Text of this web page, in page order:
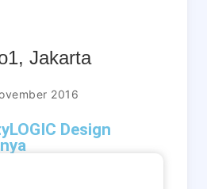
Jakarta
2016
Design